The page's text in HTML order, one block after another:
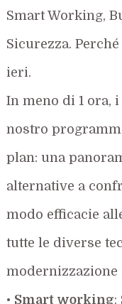
Smart Workin g,B
Sicurezza.
ieri.
In meno di 1 ora, i
nostro
plan: una
alternative a
modo efficacie
tutte le diverse
modernizzazione
• Smart working: